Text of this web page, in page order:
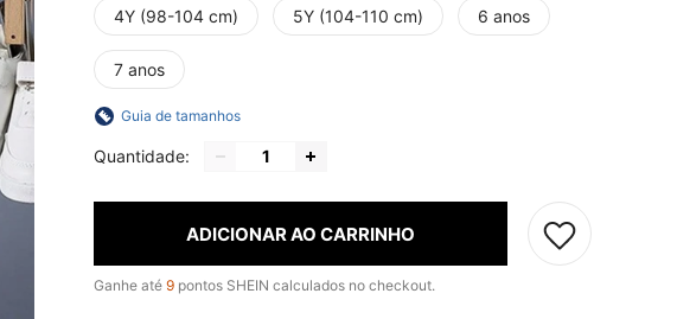
4Y (98-104 cm) 5Y (104-110 cm) 6 anos
7 anos
Guia de tamanhos
Quantidade:
ADICIONAR AO CARRINHO
Ganhe até 9 pontos SHEIN calculados no checkout.